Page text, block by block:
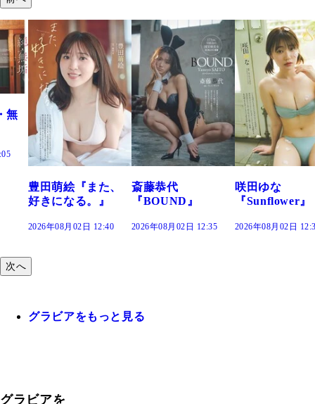
斎藤恭代
『BOUND』
2026年08月02日 12:35
咲田ゆな
『Sunflower』
2026年08月02日 12:30
藤水咲桜『花
だまり』
2026年08月02日
次へ
グラビアをもっと見る
グラビアを